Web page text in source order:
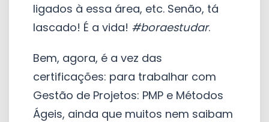
ligados à essa área, etc. Senão, tá
lascado! É a vida! #boraestudar.
Bem, agora, é a vez das
certificações: para trabalhar com
Gestão de Projetos: PMP e Métodos
Ágeis, ainda que muitos nem saibam